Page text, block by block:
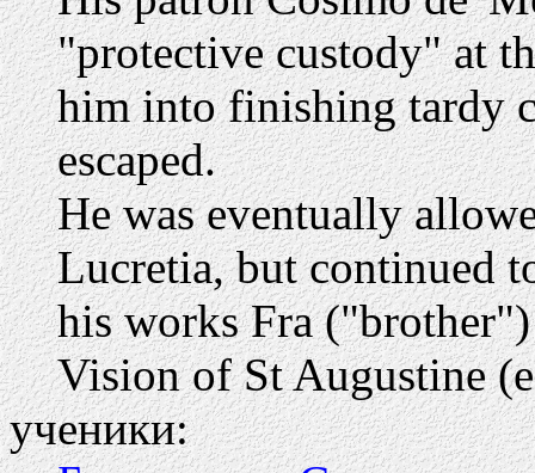
"protective custody" at
him into finishing tardy
escaped.
He was eventually
Lucretia, but continued
his works Fra
Vision of St Augustine
ученики: